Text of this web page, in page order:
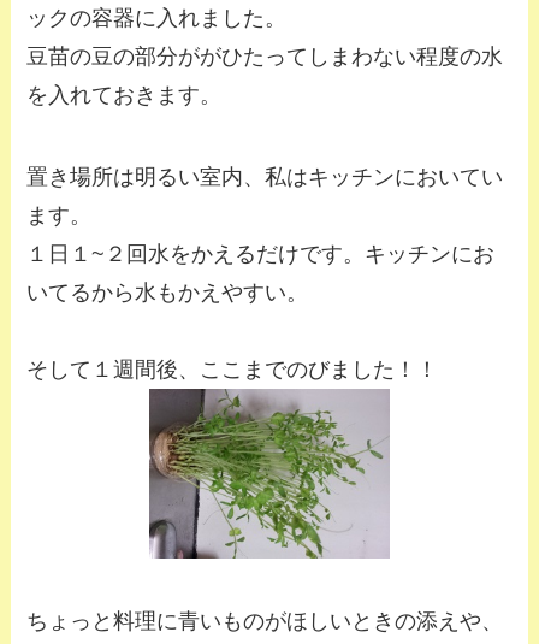
ックの容器に入れました。
豆苗の豆の部分ががひたってしまわない程度の水
を入れておきます。
置き場所は明るい室内、私はキッチンにおいてい
ます。
１日１~２回水をかえるだけです。キッチンにお
いてるから水もかえやすい。
そして１週間後、ここまでのびました！！
ちょっと料理に青いものがほしいときの添えや、